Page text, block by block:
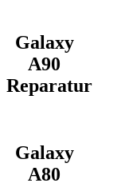
Galaxy
A90
Reparatur
Galaxy
A80